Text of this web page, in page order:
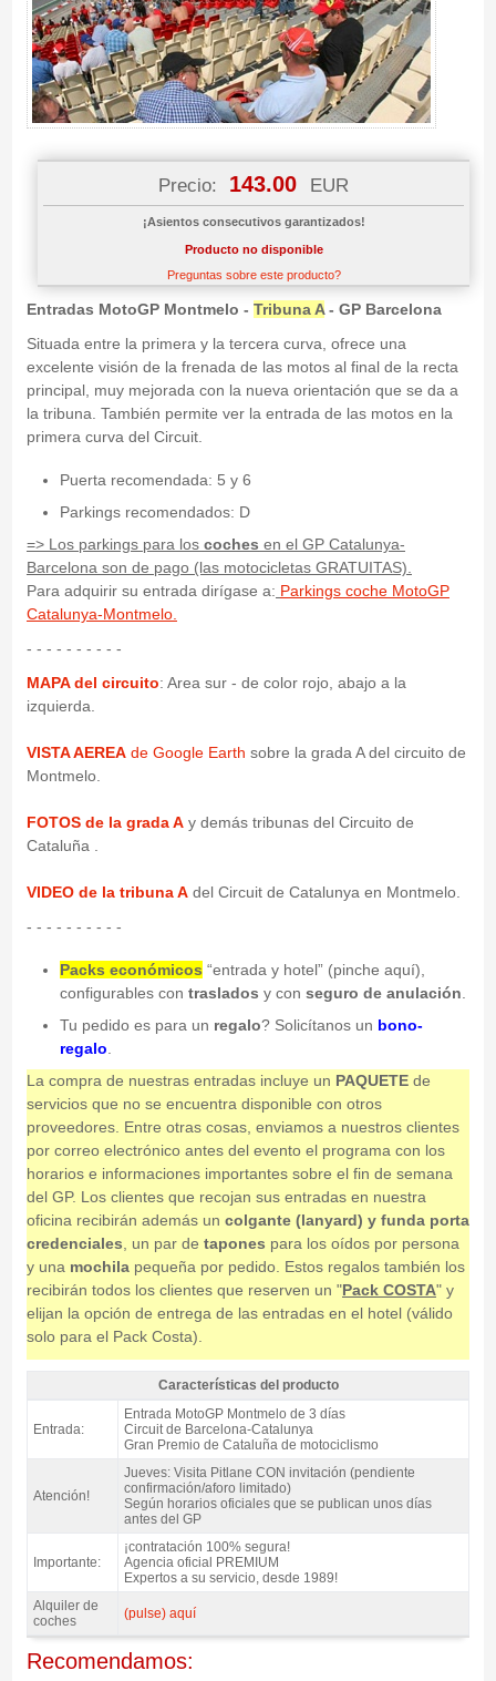
Precio: 143.00 EUR
¡Asientos consecutivos garantizados!
Producto no disponible
Preguntas sobre este producto?
Entradas MotoGP Montmelo - Tribuna A- GP Barcelona
Situada entre la primera y la tercera curva, ofrece una
excelente visión de la frenada de las motos al final de la recta
principal, muy mejorada con la nueva orientación que se da a
la tribuna. También permite ver la entrada de las motos en la
primera curva del Circuit.
Puerta recomendada: 5 y 6
Parkings recomendados: D
=> Los parkings para los coches en el GP Catalunya-
Barcelona son de pago (las motocicletas GRATUITAS).
Para adquirir su entrada dirígase a: Parkings coche MotoGP
Catalunya-Montmelo.
- - - - - - - - - -
MAPA del circuito: Area sur - de color rojo, abajo a la
izquierda.
VISTA AEREAde Google Earth sobre la grada A del circuito de
Montmelo.
FOTOS de la grada Ay demás tribunas del Circuito de
Cataluña .
VIDEO de la tribuna Adel Circuit de Catalunya en Montmelo.
- - - - - - - - - -
Packs económicos “entrada y hotel” (pinche aquí),
configurables con traslados y con seguro de anulación
Tu pedido es para un regalo? Solicítanos un bono-
regalo
La compra de nuestras entradas incluye un PAQUETEde
servicios que no se encuentra disponible con otros
proveedores. Entre otras cosas, enviamos a nuestros clientes
por correo electrónico antes del evento el programa con los
horarios e informaciones importantes sobre el fin de semana
del GP. Los clientes que recojan sus entradas en nuestra
oficina recibirán además un colgante (lanyard) y funda porta
credenciales , un par de tapones para los oídos por persona
y una mochilapequeña por pedido. Estos regalos también los
recibirán todos los clientes que reserven un "Pack COSTA" y
elijan la opción de entrega de las entradas en el hotel (válido
solo para el Pack Costa).
Entrada MotoGP Tribuna A, GP Catalunya 2027 - Características del
producto
Características del producto
Entrada:
Entrada MotoGP Montmelo de 3 días
Circuit de Barcelona-Catalunya
Gran Premio de Cataluña de motociclismo
Atención!
Jueves: Visita Pitlane CON invitación (pendiente
confirmación/aforo limitado)
Según horarios oficiales que se publican unos días
antes del GP
Importante:
¡contratación 100% segura!
Agencia oficial PREMIUM
Expertos a su servicio, desde 1989!
Alquiler de
coches
(pulse) aquí
Recomendamos: